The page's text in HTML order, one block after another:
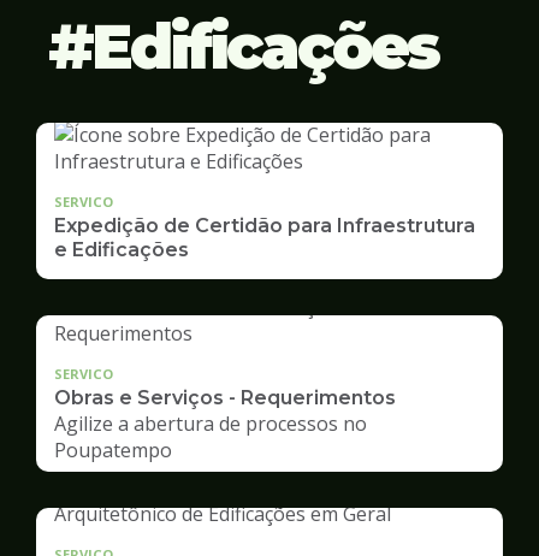
Edificações
SERVICO
Expedição de Certidão para Infraestrutura
e Edificações
SERVICO
Obras e Serviços - Requerimentos
Agilize a abertura de processos no
Poupatempo